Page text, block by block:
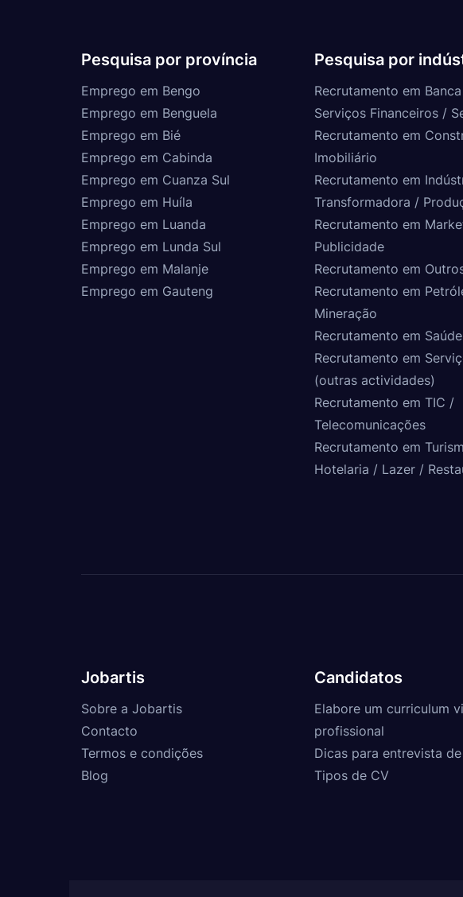
Pesquisa por província
Emprego em Bengo
Emprego em Benguela
Emprego em Bié
Emprego em Cabinda
Emprego em Cuanza Sul
Emprego em Huíla
Emprego em Luanda
Emprego em Lunda Sul
Emprego em Malanje
Emprego em Gauteng
Pesquisa por
Recrutamento em
Serviços Financeiros /
Recrutamento em
Imobiliário
Recrutamento em
Transformadora /
Recrutamento em
Publicidade
Recrutamento em
Recrutamento em
Mineração
Recrutamento em Saúde
Recrutamento em
(outras actividades)
Recrutamento em TIC /
Telecomunicações
Recrutamento em
Hotelaria / Lazer /
Jobartis
Sobre a Jobartis
Contacto
Termos e condições
Blog
Candidatos
Elabore um curriculum
profissional
Dicas para entrevista
Tipos de CV